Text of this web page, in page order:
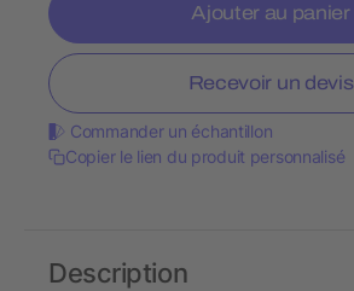
Ajouter au panier
Recevoir un devis
Commander un échantillon
Copier le lien du produit personnalisé
Description